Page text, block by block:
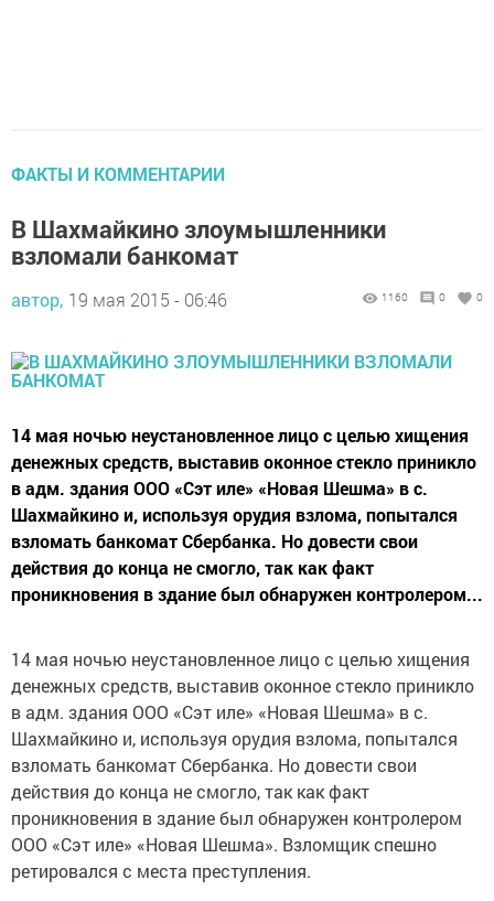
ФАКТЫ И КОММЕНТАРИИ
В Шахмайкино злоумышленники
взломали банкомат
автор, 19 мая 2015 - 06:46 1160 0 0
14 мая ночью неустановленное лицо с целью хищения
денежных средств, выставив оконное стекло приникло
в адм. здания ООО «Сэт иле» «Новая Шешма» в с.
Шахмайкино и, используя орудия взлома, попытался
взломать банкомат Сбербанка. Но довести свои
действия до конца не смогло, так как факт
проникновения в здание был обнаружен контролером...
14 мая ночью неустановленное лицо с целью хищения
денежных средств, выставив оконное стекло приникло
в адм. здания ООО «Сэт иле» «Новая Шешма» в с.
Шахмайкино и, используя орудия взлома, попытался
взломать банкомат Сбербанка. Но довести свои
действия до конца не смогло, так как факт
проникновения в здание был обнаружен контролером
ООО «Сэт иле» «Новая Шешма». Взломщик спешно
ретировался с места преступления.